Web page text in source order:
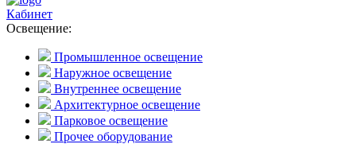
Кабинет
Освещение:
Промышленное освещение
Наружное освещение
Внутреннее освещение
Архитектурное освещение
Парковое освещение
Прочее оборудование